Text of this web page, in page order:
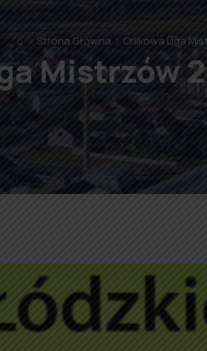
⌂ Strona Główna Orlikowa Liga
Mistrzów